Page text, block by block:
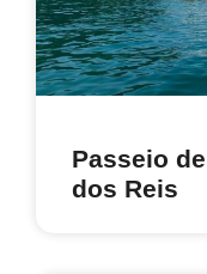
Passeio
dos Reis